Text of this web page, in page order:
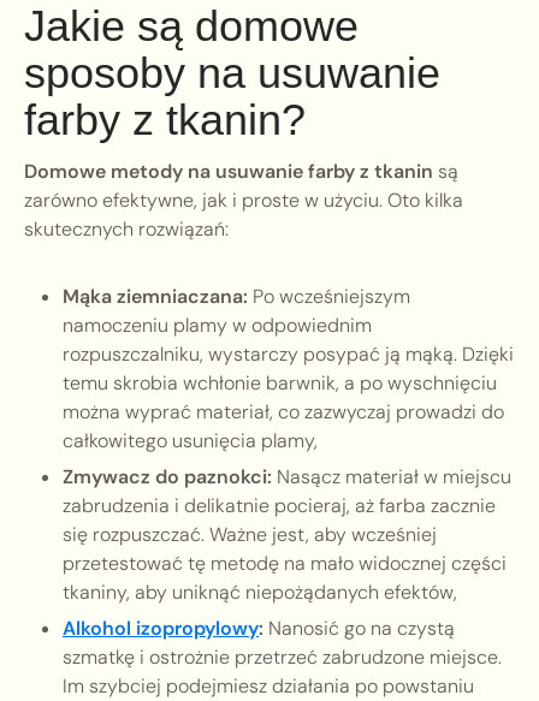
Jakie są domowe
sposoby na usuwanie
farby z tkanin?
Domowe metody na usuwanie farby z tkanin są
zarówno efektywne, jak i proste w użyciu. Oto kilka
skutecznych rozwiązań:
Mąka ziemniaczana: Po wcześniejszym
namoczeniu plamy w odpowiednim
rozpuszczalniku, wystarczy posypać ją mąką. Dzięki
temu skrobia wchłonie barwnik, a po wyschnięciu
można wyprać materiał, co zazwyczaj prowadzi do
całkowitego usunięcia plamy,
Zmywacz do paznokci: Nasącz materiał w miejscu
zabrudzenia i delikatnie pocieraj, aż farba zacznie
się rozpuszczać. Ważne jest, aby wcześniej
przetestować tę metodę na mało widocznej części
tkaniny, aby uniknąć niepożądanych efektów,
Alkohol izopropylowy: Nanosić go na czystą
szmatkę i ostrożnie przetrzeć zabrudzone miejsce.
Im szybciej podejmiesz działania po powstaniu